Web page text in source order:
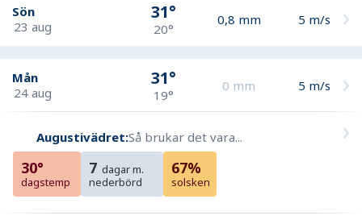
Sön
23 aug
31°
20°
0,8 mm 5 m/s
Mån
24 aug
31°
19°
0 mm 5 m/s
Augustivädret:Så brukar det vara...
30°
dagstemp
7 dagar m.
nederbörd
67%
solsken